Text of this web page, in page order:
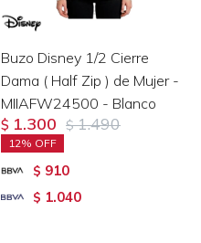
Buzo Disney 1/2 Cierre
Dama ( Half Zip ) de Mujer -
MIIAFW24500 - Blanco
$ 1.300 $ 1.490
12
$ 910
$ 1.040